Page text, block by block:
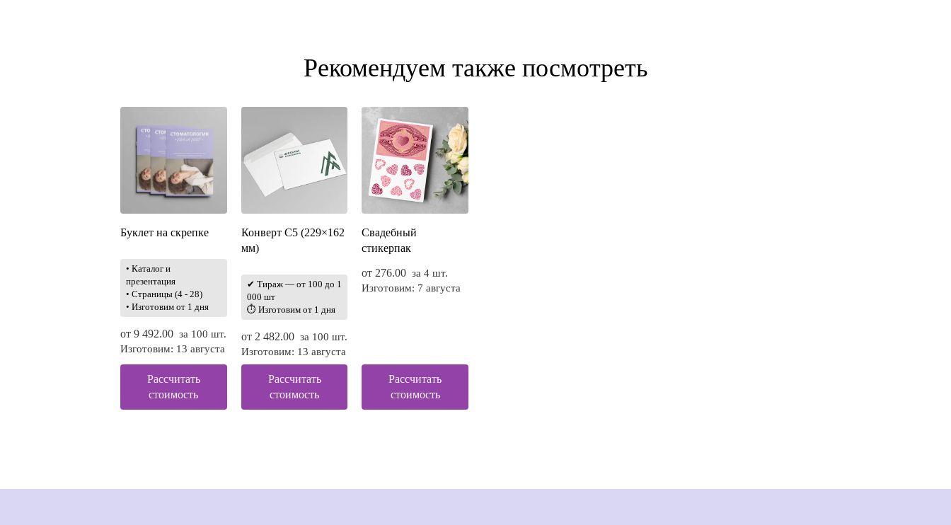
Рекомендуем также посмотреть
Буклет на скрепке
• Каталог и
презентация
• Страницы (4 - 28)
• Изготовим от 1 дня
от 9 492.00 за 100 шт.
Изготовим: 13 августа
Рассчитать
стоимость
Конверт С5 (229×162
мм)
✔ Тираж — от 100 до 1
000 шт
⏱ Изготовим от 1 дня
от 2 482.00 за 100 шт.
Изготовим: 13 августа
Рассчитать
стоимость
Свадебный
стикерпак
от 276.00 за 4 шт.
Изготовим: 7 августа
Рассчитать
стоимость